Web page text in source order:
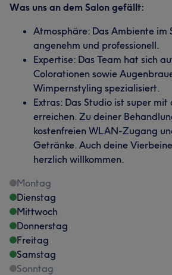
Was uns an dem Salon gefällt:
Atmosphäre: Das Ambiente im
angenehm und professionell.
Expertise: Das Team hat sich
Colorationen sowie
Wimpernstyling spezialisiert.
Extras: Das Studio ist super mit
erreichen. Zu deiner
kostenfreien WLAN-Zugang
Getränke. Auch deine
herzlich willkommen.
Montag
Dienstag
Mittwoch
Donnerstag
Freitag
Samstag
Sonntag